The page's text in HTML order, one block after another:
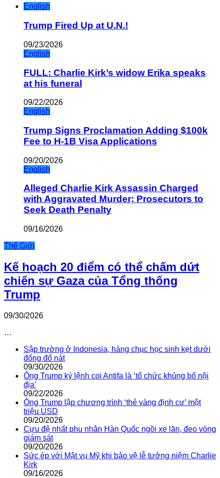
English
Trump Fired Up at U.N.!
09/23/2026
English
FULL: Charlie Kirk’s widow Erika speaks
at his funeral
09/22/2026
English
Trump Signs Proclamation Adding $100k
Fee to H-1B Visa Applications
09/20/2026
English
Alleged Charlie Kirk Assassin Charged
with Aggravated Murder; Prosecutors to
Seek Death Penalty
09/16/2026
Thế Giới
Kế hoạch 20 điểm có thể chấm dứt
chiến sự Gaza của Tổng thống
Trump
09/30/2026
…
Sập trường ở Indonesia, hàng chục học sinh kẹt dưới
đống đổ nát
09/30/2026
Ông Trump ký lệnh coi Antifa là ‘tổ chức khủng bố nội
địa’
09/22/2026
Ông Trump lập chương trình ‘thẻ vàng định cư’ một
triệu USD
09/20/2026
Cựu đệ nhất phu nhân Hàn Quốc ngồi xe lăn, đeo vòng
giám sát
09/20/2026
Sức ép với Mật vụ Mỹ khi bảo vệ lễ tưởng niệm Charlie
Kirk
09/16/2026